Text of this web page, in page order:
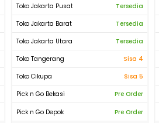
Toko Jakarta Pusat
Tersedia
Toko Jakarta Barat
Tersedia
Toko Jakarta Utara
Tersedia
Toko Tangerang
Sisa 4
Toko Cikupa
Sisa 5
Pick n Go Bekasi
Pre Order
Pick n Go Depok Pre Order